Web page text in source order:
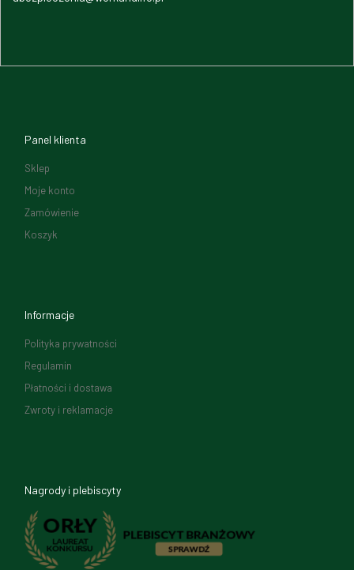
Panel klienta
Sklep
Moje konto
Zamówienie
Koszyk
Informacje
Polityka prywatności
Regulamin
Płatności i dostawa
Zwroty i reklamacje
Nagrody i plebiscyty